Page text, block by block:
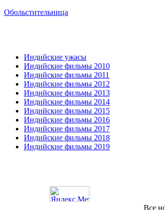
Обольстительница
Индийские ужасы
Индийские фильмы 2010
Индийские фильмы 2011
Индийские фильмы 2012
Индийские фильмы 2013
Индийские фильмы 2014
Индийские фильмы 2015
Индийские фильмы 2016
Индийские фильмы 2017
Индийские фильмы 2018
Индийские фильмы 2019
Все